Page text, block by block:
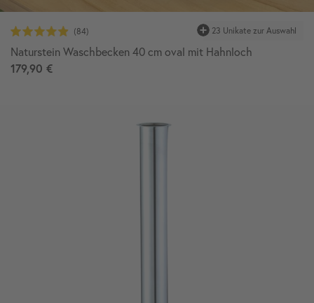
23 Unikate zur Auswahl
Naturstein Waschbecken 40 cm oval mit Hahnloch
179,90 €